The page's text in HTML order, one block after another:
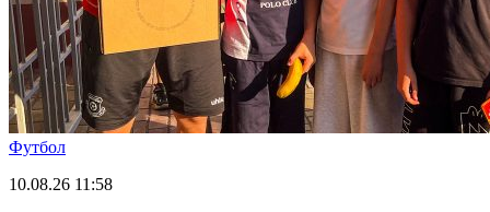
Футбол
10.08.26 11:58